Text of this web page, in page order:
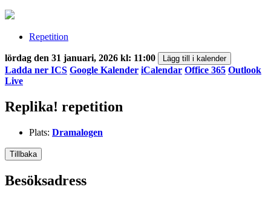
Repetition
lördag den 31 januari, 2026 kl: 11:00 Lägg till i kalender
Ladda ner ICS Google Kalender iCalendar Office 365 Outlook
Live
Replika! repetition
Plats: Dramalogen
Tillbaka
Besöksadress